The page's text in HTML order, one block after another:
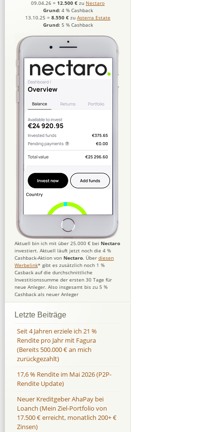
09.04.26 = 12.500 € zu Nectaro
Grund: 4 % Cashback
13.10.25 = 8.550 € zu Asterra Estate
Grund: 5 % Cashback
Aktuell bin ich mit über 25.000 € bei Nectaro
investiert. Aktuell läuft jetzt noch die 4 %
Cashback-Aktion von Nectaro. Über diesen
Werbelink* gibt es zusätzlich noch 1 %
Casback auf die durchschnittliche
Investitionssumme der ersten 30 Tage für
neue Anleger. Also insgesamt bis zu 5 %
Cashback als neuer Anleger
Letzte Beiträge
Seit 4 Jahren erziele ich 21 %
Rendite pro Jahr mit Fagura
(Bereits 500.000 € an mich
zurückgezahlt)
17,6 % Rendite im Mai 2026 (P2P-
Rendite Update)
Neuer Kreditgeber AhaPay bei
Loanch (Mein Ziel-Portfolio von
17.500 € erreicht, monatlich 200+ €
Zinsen)